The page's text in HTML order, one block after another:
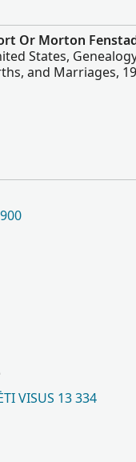
Or Morton
States,
and Marriages,
VISUS 13 334